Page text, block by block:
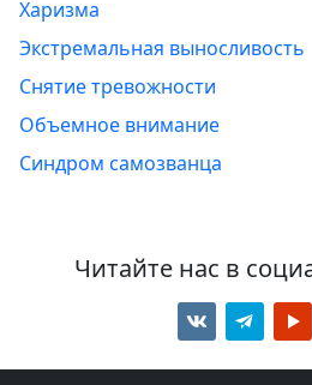
Харизма
Экстремальная выносливость
Снятие тревожности
Объемное внимание
Синдром самозванца
Читайте нас в